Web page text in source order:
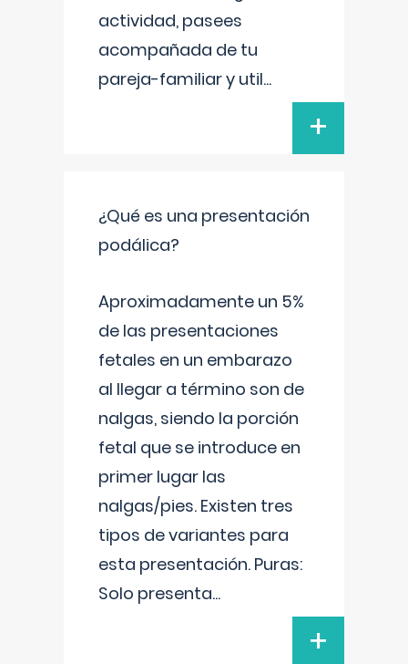
actividad, pasees
acompañada de tu
pareja-familiar y util...
+
¿Qué es una presentación
podálica?
Aproximadamente un 5%
de las presentaciones
fetales en un embarazo
al llegar a término son de
nalgas, siendo la porción
fetal que se introduce en
primer lugar las
nalgas/pies. Existen tres
tipos de variantes para
esta presentación. Puras:
Solo presenta...
+